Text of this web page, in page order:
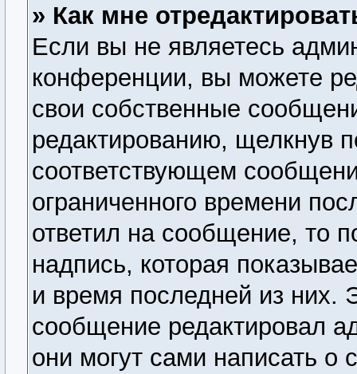
» Как мне
Если вы не являетесь
конференции, вы можете
свои собственные
редактированию, щелкнув
соответствующем
ограниченного времени
ответил на сообщение, то
надпись, которая
и время последней из них.
сообщение редактировал
они могут сами написать о